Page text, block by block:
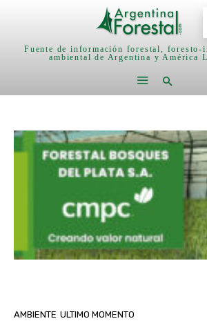
Fuente de información forestal, foresto-
ambiental de Argentina y América
AMBIENTE ULTIMO MOMENTO